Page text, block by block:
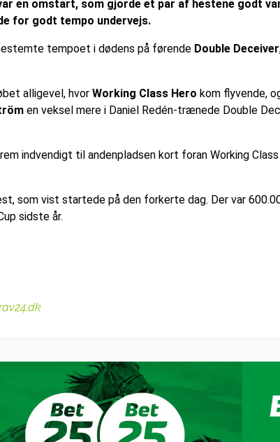
en omstart, som gjorde et par af hestene godt
for godt tempo undervejs.
tempoet i dødens på førende Double Deceiver
alligevel, hvor Working Class Hero kom flyvende,
en veksel mere i Daniel Redén-trænede Double
indvendigt til andenpladsen kort foran Working
som vist startede på den forkerte dag. Der var
sidste år.